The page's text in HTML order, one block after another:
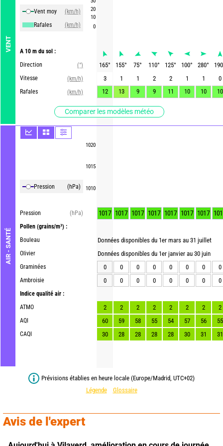
VENT
Vent moy
(km/h)
Rafales
(km/h)
A 10 m du sol :
Direction
(°)
Vitesse
(km/h)
Rafales
(km/h)
Comparer les modèles météo
AIR - SANTÉ
Pression (hPa)
Pression
(hPa)
Pollen (grains/m³) :
Bouleau
Olivier
Graminées
Ambroisie
Indice qualité air :
ATMO
AQI
CAQI
20
10
0
1020
1015
1010
165° 155° 75° 110° 125° 100° 280°
190
3
1 1 2 2 1 1
0
12
13 9 9 11 10 10 10
1017 1017 1017 1017 1017 1017 1017
Données disponibles du 1er mars au 31 juillet
Données disponibles du 1er janvier au 30 juin
0
0 0 0 0 0 0
0
0
0 0 0 0 0 0 0
2 2 2 2 2 2 2
2
60
59 58 55 54 57 56
55
30
28 28 28 28 30 31 31
Prévisions établies en heure locale (Europe/Madrid, UTC+02)
Légende
Glossaire
Avis de l'expert